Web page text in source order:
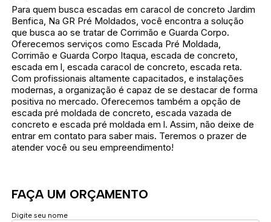
Para quem busca escadas em caracol de concreto Jardim
Benfica, Na GR Pré Moldados, você encontra a solução
que busca ao se tratar de Corrimão e Guarda Corpo.
Oferecemos serviços como Escada Pré Moldada,
Corrimão e Guarda Corpo Itaqua, escada de concreto,
escada em l, escada caracol de concreto, escada reta.
Com profissionais altamente capacitados, e instalações
modernas, a organização é capaz de se destacar de forma
positiva no mercado. Oferecemos também a opção de
escada pré moldada de concreto, escada vazada de
concreto e escada pré moldada em l. Assim, não deixe de
entrar em contato para saber mais. Teremos o prazer de
atender você ou seu empreendimento!
FAÇA UM ORÇAMENTO
Digite seu nome